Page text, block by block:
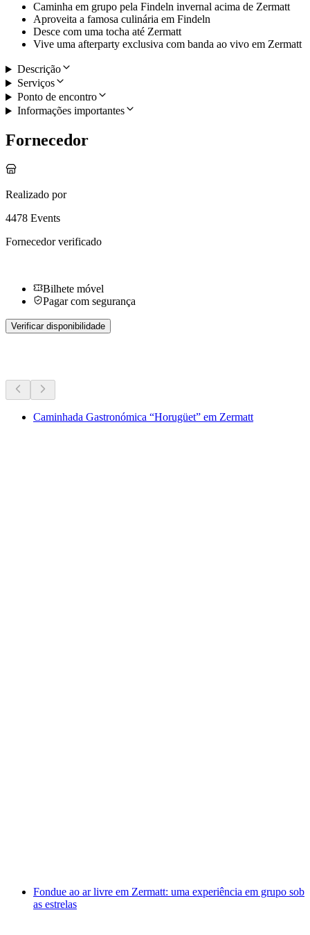
Caminha em grupo pela Findeln invernal acima de Zermatt
Aproveita a famosa culinária em Findeln
Desce com uma tocha até Zermatt
Vive uma afterparty exclusiva com banda ao vivo em Zermatt
Descrição
Serviços
Ponto de encontro
Informações importantes
Fornecedor
Realizado por
4478 Events
Fornecedor verificado
Bilhete móvel
Pagar com segurança
Verificar disponibilidade
Caminhada Gastronómica “Horugüet” em Zermatt
Fondue ao ar livre em Zermatt: uma experiência em grupo sob
as estrelas